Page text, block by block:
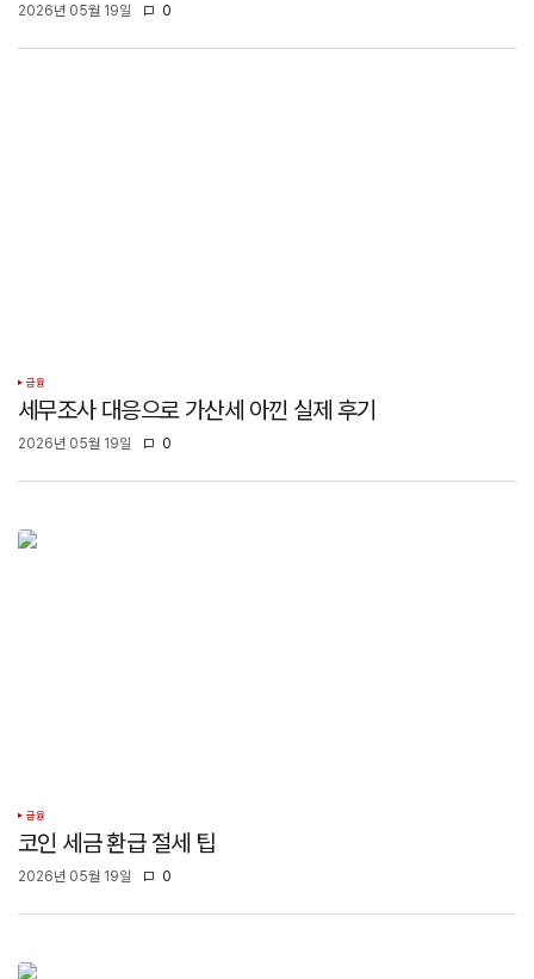
2026년 05월 19일 0
금융
세무조사 대응으로 가산세 아낀 실제 후기
2026년 05월 19일 0
금융
코인 세금 환급 절세 팁
2026년 05월 19일 0